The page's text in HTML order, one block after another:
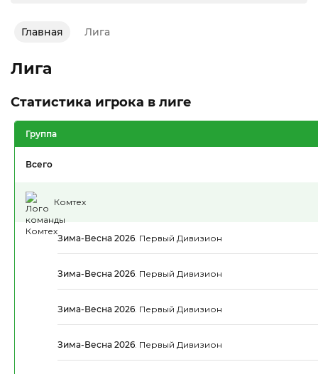
Главная Лига
Лига
Статистика игрока в лиге
Группа
Всего
Комтех
Зима-Весна 2026. Первый Дивизион
Зима-Весна 2026. Первый Дивизион
Зима-Весна 2026. Первый Дивизион
Зима-Весна 2026. Первый Дивизион